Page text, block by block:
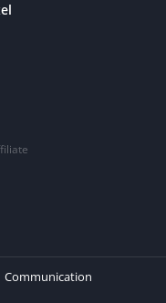
Communication